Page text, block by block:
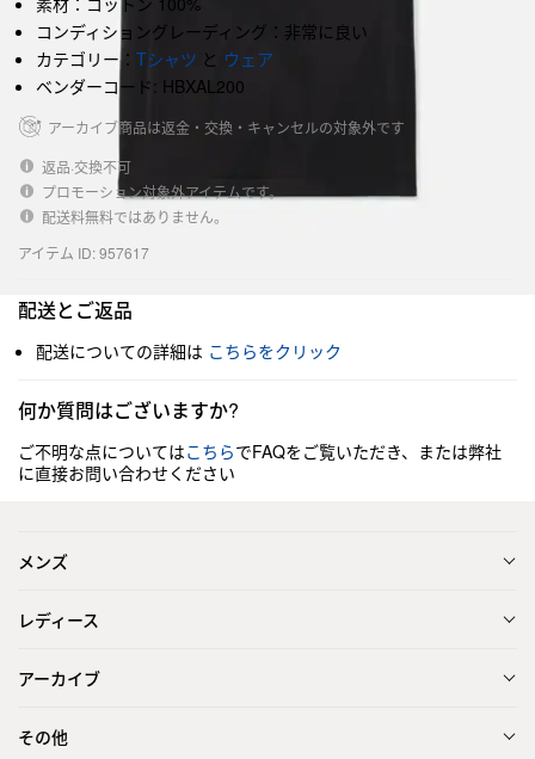
コンディショングレーディング：非常に良い
カテゴリー： Tシャツ と ウェア
ベンダーコード: HBXAL200
アーカイブ商品は返金・交換・キャンセルの対象外です
返品·交換不可
プロモーション対象外アイテムです。
配送料無料ではありません。
アイテム ID: 957617
配送とご返品
配送についての詳細は こちらをクリック
何か質問はございますか?
ご不明な点についてはこちらでFAQをご覧いただき、または弊社
に直接お問い合わせください
メンズ
レディース
アーカイブ
その他